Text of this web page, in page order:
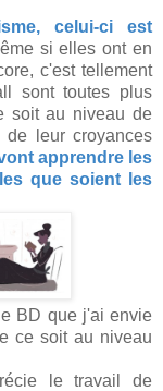
celui-ci est
si elles ont en
c'est tellement
sont toutes plus
soit au niveau de
de leur croyances
apprendre les
que soient les
BD que j'ai envie
ce soit au niveau
le travail de